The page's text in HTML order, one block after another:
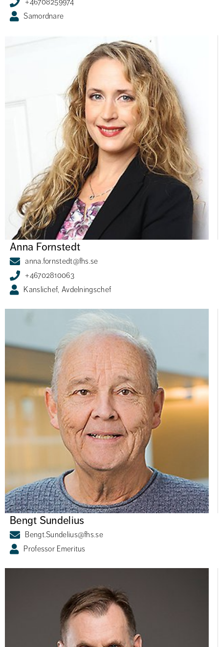
+46708259974
Samordnare
Anna Fornstedt
anna.fornstedt@fhs.se
+46702810063
Kanslichef, Avdelningschef
Bengt Sundelius
Bengt.Sundelius@fhs.se
Professor Emeritus